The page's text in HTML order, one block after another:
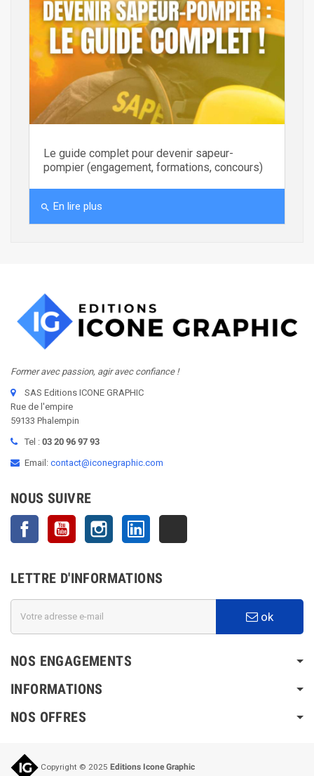
Le guide complet pour devenir sapeur-
pompier (engagement, formations, concours)
search En lire plus
Former avec passion, agir avec confiance !
SAS Editions ICONE GRAPHIC
Rue de l'empire
59133 Phalempin
Tel : 03 20 96 97 93
Email: contact@iconegraphic.com
NOUS SUIVRE
Facebook YouTube Instagram
LETTRE D'INFORMATIONS
ok
NOS ENGAGEMENTS
INFORMATIONS
NOS OFFRES
Copyright © 2025 Editions Icone Graphic